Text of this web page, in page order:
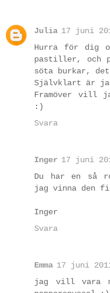
Julia 17 juni
Hurra för dig
pastiller, och
söta burkar,
Självklart är
Framöver vill
:)
Svara
Inger 17 juni
Du har en
jag vinna den
Inger
Svara
Emma 17 juni
jag vill vara